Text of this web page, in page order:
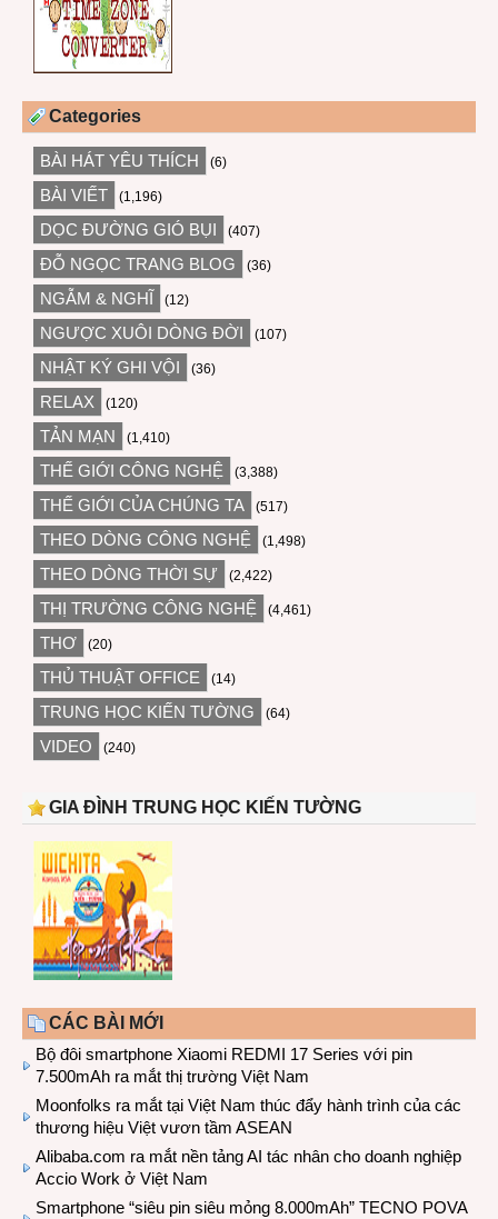
Categories
BÀI HÁT YÊU THÍCH (6)
BÀI VIẾT (1,196)
DỌC ĐƯỜNG GIÓ BỤI (407)
ĐỖ NGỌC TRANG BLOG (36)
NGẪM & NGHĨ (12)
NGƯỢC XUÔI DÒNG ĐỜI (107)
NHẬT KÝ GHI VỘI (36)
RELAX (120)
TẢN MẠN (1,410)
THẾ GIỚI CÔNG NGHỆ (3,388)
THẾ GIỚI CỦA CHÚNG TA (517)
THEO DÒNG CÔNG NGHỆ (1,498)
THEO DÒNG THỜI SỰ (2,422)
THỊ TRƯỜNG CÔNG NGHỆ (4,461)
THƠ (20)
THỦ THUẬT OFFICE (14)
TRUNG HỌC KIẾN TƯỜNG (64)
VIDEO (240)
GIA ĐÌNH TRUNG HỌC KIẾN TƯỜNG
CÁC BÀI MỚI
Bộ đôi smartphone Xiaomi REDMI 17 Series với pin
7.500mAh ra mắt thị trường Việt Nam
Moonfolks ra mắt tại Việt Nam thúc đẩy hành trình của các
thương hiệu Việt vươn tầm ASEAN
Alibaba.com ra mắt nền tảng AI tác nhân cho doanh nghiệp
Accio Work ở Việt Nam
Smartphone “siêu pin siêu mỏng 8.000mAh” TECNO POVA